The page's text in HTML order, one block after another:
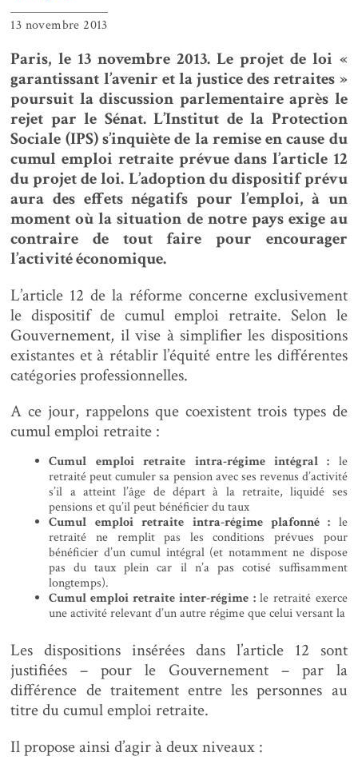
13 novembre 2013
Paris, le 13 novembre 2013. Le projet de loi «
garantissant l’avenir et la justice des retraites »
poursuit la discussion parlementaire après le
rejet par le Sénat. L’Institut de la Protection
Sociale (IPS) s’inquiète de la remise en cause du
cumul emploi retraite prévue dans l’article 12
du projet de loi. L’adoption du dispositif prévu
aura des effets négatifs pour l’emploi, à un
moment où la situation de notre pays exige au
contraire de tout faire pour encourager
l’activité économique.
L’article 12 de la réforme concerne exclusivement
le dispositif de cumul emploi retraite. Selon le
Gouvernement, il vise à simplifier les dispositions
existantes et à rétablir l’équité entre les différentes
catégories professionnelles.
A ce jour, rappelons que coexistent trois types de
cumul emploi retraite :
Cumul emploi retraite intra-régime intégral : le
retraité peut cumuler sa pension avec ses revenus d’activité
s’il a atteint l’âge de départ à la retraite, liquidé ses
pensions et qu’il peut bénéficier du taux
Cumul emploi retraite intra-régime plafonné : le
retraité ne remplit pas les conditions prévues pour
bénéficier d’un cumul intégral (et notamment ne dispose
pas du taux plein car il n’a pas cotisé suffisamment
longtemps).
Cumul emploi retraite inter-régime : le retraité exerce
une activité relevant d’un autre régime que celui versant la
Les dispositions insérées dans l’article 12 sont
justifiées – pour le Gouvernement – par la
différence de traitement entre les personnes au
titre du cumul emploi retraite.
Il propose ainsi d’agir à deux niveaux :